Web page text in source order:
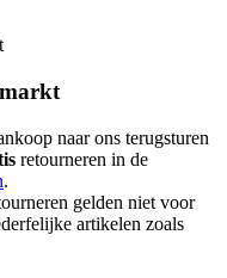
naar ons terugsturen
retourneren in de
.
gelden niet voor
artikelen zoals